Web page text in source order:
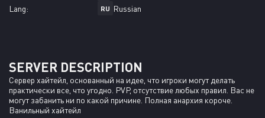
Lang:
RU Russian
SERVER DESCRIPTION
Сервер хайтейл, основанный на идее, что игроки могут делать
практически все, что угодно. PVP, отсутствие любых правил. Вас не
могут забанить ни по какой причине. Полная анархия короче.
Ванильный хайтейл